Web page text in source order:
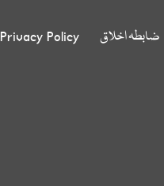
ضابطہ اخلاق Privacy Policy